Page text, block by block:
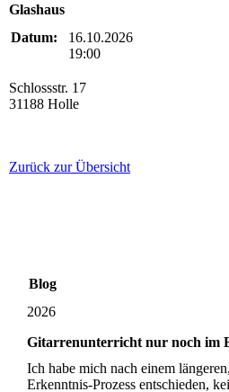
Glashaus
Datum:
16.10.2026
19:00
Schlossstr. 17
31188 Holle
Zurück zur Übersicht
Blog
2026
Gitarrenunterricht nur noch im
Ich habe mich nach einem
Erkenntnis-Prozess entschieden,